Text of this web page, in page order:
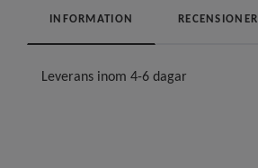
INFORMATION RECENSIONER
Leverans inom 4-6 dagar